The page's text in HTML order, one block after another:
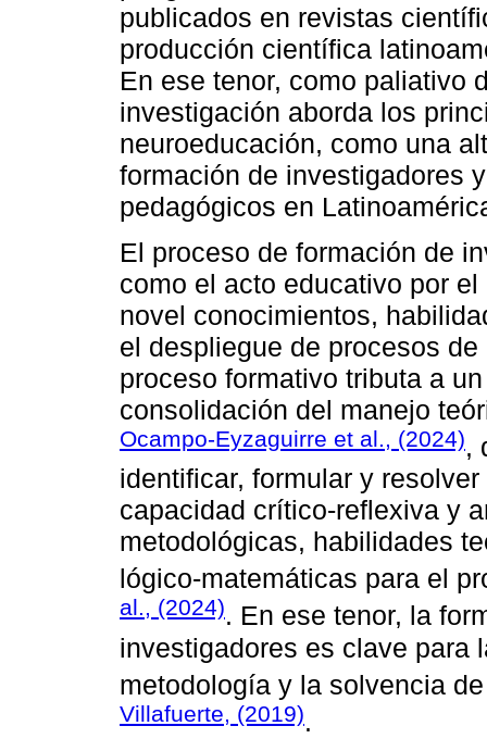
publicados en revistas
producción científica
En ese tenor, como paliativo
investigación aborda los
neuroeducación, como una
formación de investigadores
pedagógicos en
El proceso de formación de
como el acto educativo por
novel conocimientos,
el despliegue de procesos
proceso formativo tributa a
consolidación del manejo
Ocampo-Eyzaguirre et al., (2024),
identificar, formular y
capacidad crítico-reflexiva y
metodológicas, habilidades
lógico-matemáticas para el
al., (2024). En ese tenor, la
investigadores es clave para
metodología y la solvencia
Villafuerte, (2019).